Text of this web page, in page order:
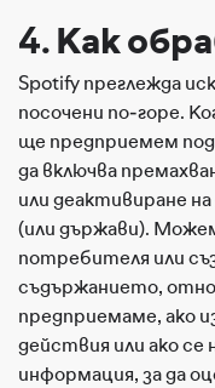
4. Как
Spotify преглежда
посочени по-горе.
ще предприемем
да включва
или деактивиране
(или държави).
потребителя или
съдържанието,
предприемаме, ако
действия или ако
информация, за да